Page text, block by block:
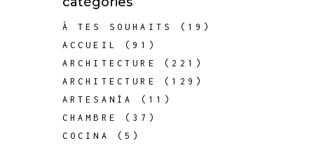
À TES SOUHAITS
(19)
ACCUEIL
(91)
ARCHITECTURE
(221)
ARCHITECTURE
(129)
ARTESANÍA
(11)
CHAMBRE
(37)
COCINA
(5)